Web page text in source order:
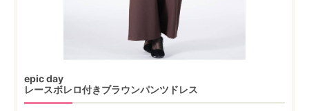
epic day
レースボレロ付きブラウンパンツドレス